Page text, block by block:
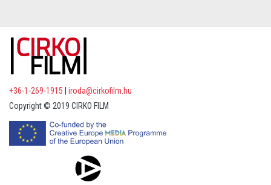
+36-1-269-1915
iroda@cirkofilm.hu
Copyright © 2019 CIRKO FILM